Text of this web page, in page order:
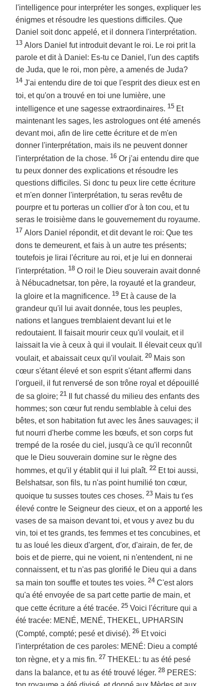
l'intelligence pour interpréter les songes, expliquer les
énigmes et résoudre les questions difficiles. Que
Daniel soit donc appelé, et il donnera l'interprétation.
13 Alors Daniel fut introduit devant le roi. Le roi prit la
parole et dit à Daniel: Es-tu ce Daniel, l'un des captifs
de Juda, que le roi, mon père, a amenés de Juda?
14 J'ai entendu dire de toi que l'esprit des dieux est en
toi, et qu'on a trouvé en toi une lumière, une
intelligence et une sagesse extraordinaires. 15 Et
maintenant les sages, les astrologues ont été amenés
devant moi, afin de lire cette écriture et de m'en
donner l'interprétation, mais ils ne peuvent donner
l'interprétation de la chose. 16 Or j'ai entendu dire que
tu peux donner des explications et résoudre les
questions difficiles. Si donc tu peux lire cette écriture
et m'en donner l'interprétation, tu seras revêtu de
pourpre et tu porteras un collier d'or à ton cou, et tu
seras le troisième dans le gouvernement du royaume.
17 Alors Daniel répondit, et dit devant le roi: Que tes
dons te demeurent, et fais à un autre tes présents;
toutefois je lirai l'écriture au roi, et je lui en donnerai
l'interprétation. 18 O roi! le Dieu souverain avait donné
à Nébucadnetsar, ton père, la royauté et la grandeur,
la gloire et la magnificence. 19 Et à cause de la
grandeur qu'il lui avait donnée, tous les peuples,
nations et langues tremblaient devant lui et le
redoutaient. Il faisait mourir ceux qu'il voulait, et il
laissait la vie à ceux à qui il voulait. Il élevait ceux qu'il
voulait, et abaissait ceux qu'il voulait. 20 Mais son
cœur s'étant élevé et son esprit s'étant affermi dans
l'orgueil, il fut renversé de son trône royal et dépouillé
de sa gloire; 21
Il fut chassé du milieu des enfants des
hommes; son cœur fut rendu semblable à celui des
bêtes, et son habitation fut avec les ânes sauvages; il
fut nourri d'herbe comme les bœufs, et son corps fut
trempé de la rosée du ciel, jusqu'à ce qu'il reconnût
que le Dieu souverain domine sur le règne des
hommes, et qu'il y établit qui il lui plaît. 22 Et toi aussi,
Belshatsar, son fils, tu n'as point humilié ton cœur,
quoique tu susses toutes ces choses. 23 Mais tu t'es
élevé contre le Seigneur des cieux, et on a apporté les
vases de sa maison devant toi, et vous y avez bu du
vin, toi et tes grands, tes femmes et tes concubines, et
tu as loué les dieux d'argent, d'or, d'airain, de fer, de
bois et de pierre, qui ne voient, ni n'entendent, ni ne
connaissent, et tu n'as pas glorifié le Dieu qui a dans
sa main ton souffle et toutes tes voies. 24 C'est alors
qu'a été envoyée de sa part cette partie de main, et
que cette écriture a été tracée. 25 Voici l'écriture qui a
été tracée: MENÉ, MENÉ, THEKEL, UPHARSIN
(Compté, compté; pesé et divisé). 26 Et voici
l'interprétation de ces paroles: MENÉ: Dieu a compté
ton règne, et y a mis fin. 27 THEKEL: tu as été pesé
dans la balance, et tu as été trouvé léger. 28 PERES: